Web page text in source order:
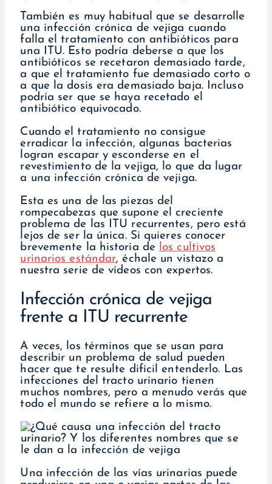
También es muy habitual que se desarrolle
una infección crónica de vejiga cuando
falla el tratamiento con antibióticos para
una ITU. Esto podría deberse a que los
antibióticos se recetaron demasiado tarde,
a que el tratamiento fue demasiado corto o
a que la dosis era demasiado baja. Incluso
podría ser que se haya recetado el
antibiótico equivocado.
Cuando el tratamiento no consigue
erradicar la infección, algunas bacterias
logran escapar y esconderse en el
revestimiento de la vejiga, lo que da lugar
a una infección crónica de vejiga.
Esta es una de las piezas del
rompecabezas que supone el creciente
problema de las ITU recurrentes, pero está
lejos de ser la única. Si quieres conocer
brevemente la historia de los cultivos
urinarios estándar, échale un vistazo a
nuestra serie de vídeos con expertos.
Infección crónica de vejiga
frente a ITU recurrente
A veces, los términos que se usan para
describir un problema de salud pueden
hacer que te resulte difícil entenderlo. Las
infecciones del tracto urinario tienen
muchos nombres, pero a menudo verás que
todo el mundo se refiere a lo mismo.
Una infección de las vías urinarias puede